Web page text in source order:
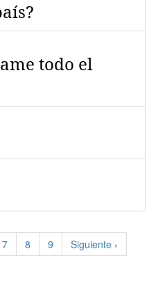
todo el
Page
7 Page
8 Page
9
Siguiente
página
Siguiente ›